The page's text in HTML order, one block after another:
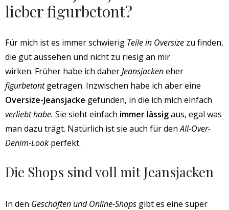
lieber figurbetont?
Für mich ist es immer schwierig Teile in Oversize zu finden,
die gut aussehen und nicht zu riesig an mir
wirken. Früher habe ich daherJeansjackeneher
figurbetontgetragen. Inzwischen habe ich aber eine
Oversize-Jeansjacke gefunden, in die ich mich einfach
verliebt habe. Sie sieht einfach immer lässigaus, egal was
man dazu trägt. Natürlich ist sie auch für denAll-Over-
Denim-Look perfekt.
Die Shops sind voll mit Jeansjacken
In den Geschäften und Online-Shops gibt es eine super